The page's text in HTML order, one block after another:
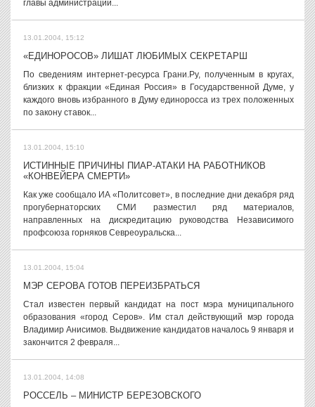
главы администрации...
13.01.2004, 15:12
«ЕДИНОРОСОВ» ЛИШАТ ЛЮБИМЫХ СЕКРЕТАРШ
По сведениям интернет-ресурса Грани.Ру, полученным в кругах,
близких к фракции «Единая Россия» в Государственной Думе, у
каждого вновь избранного в Думу единоросса из трех положенных
по закону ставок...
13.01.2004, 15:10
ИСТИННЫЕ ПРИЧИНЫ ПИАР-АТАКИ НА РАБОТНИКОВ
«КОНВЕЙЕРА СМЕРТИ»
Как уже сообщало ИА «Политсовет», в последние дни декабря ряд
прогубернаторских СМИ разместил ряд материалов,
направленных на дискредитацию руководства Независимого
профсоюза горняков Севреоуральска...
13.01.2004, 15:04
МЭР СЕРОВА ГОТОВ ПЕРЕИЗБРАТЬСЯ
Стал известен первый кандидат на пост мэра муниципального
образования «город Серов». Им стал действующий мэр города
Владимир Анисимов. Выдвижение кандидатов началось 9 января и
закончится 2 февраля...
13.01.2004, 14:08
РОССЕЛЬ – МИНИСТР БЕРЕЗОВСКОГО